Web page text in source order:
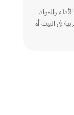
والمواد
في البيت أو